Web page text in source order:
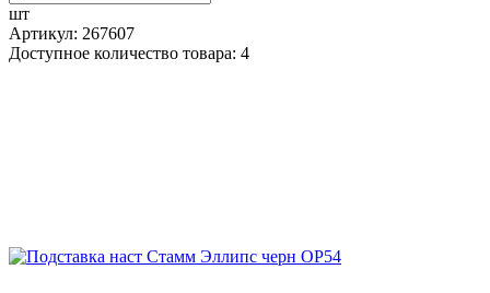
шт
Артикул: 267607
Доступное количество товара: 4